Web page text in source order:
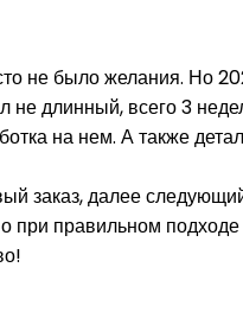
не было желания. Но
не длинный, всего 3
на нем. А также
заказ, далее
при правильном